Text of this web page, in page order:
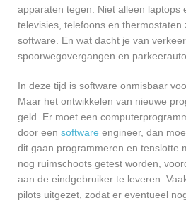
apparaten tegen. Niet alleen laptops
televisies, telefoons en thermostaten
software. En wat dacht je van
spoorwegovergangen en
In deze tijd is software onmisbaar
Maar het ontwikkelen van nieuwe
geld. Er moet een
door een software engineer, dan
dit gaan programmeren en tenslotte
nog ruimschoots getest worden,
aan de eindgebruiker te leveren.
pilots uitgezet, zodat er eventueel